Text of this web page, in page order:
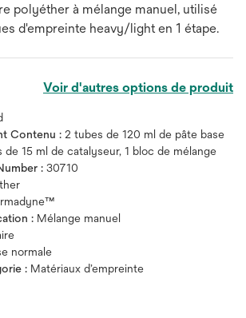
polyéther à mélange manuel, utilisé
d'empreinte heavy/light en 1 étape.
Voir d'autres options de produit
Contenu : 2 tubes de 120 ml de pâte base
de 15 ml de catalyseur, 1 bloc de mélange
: 30710
: Mélange manuel
normale
: Matériaux d’empreinte